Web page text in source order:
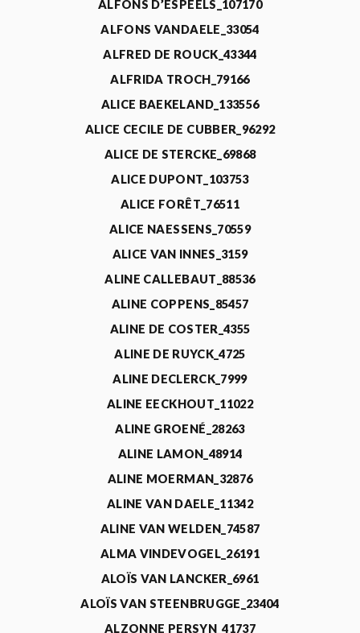
ALFONS D’ESPEELS_107170
ALFONS VANDAELE_33054
ALFRED DE ROUCK_43344
ALFRIDA TROCH_79166
ALICE BAEKELAND_133556
ALICE CECILE DE CUBBER_96292
ALICE DE STERCKE_69868
ALICE DUPONT_103753
ALICE FORÊT_76511
ALICE NAESSENS_70559
ALICE VAN INNES_3159
ALINE CALLEBAUT_88536
ALINE COPPENS_85457
ALINE DE COSTER_4355
ALINE DE RUYCK_4725
ALINE DECLERCK_7999
ALINE EECKHOUT_11022
ALINE GROENÉ_28263
ALINE LAMON_48914
ALINE MOERMAN_32876
ALINE VAN DAELE_11342
ALINE VAN WELDEN_74587
ALMA VINDEVOGEL_26191
ALOÏS VAN LANCKER_6961
ALOÏS VAN STEENBRUGGE_23404
ALZONNE PERSYN_41737